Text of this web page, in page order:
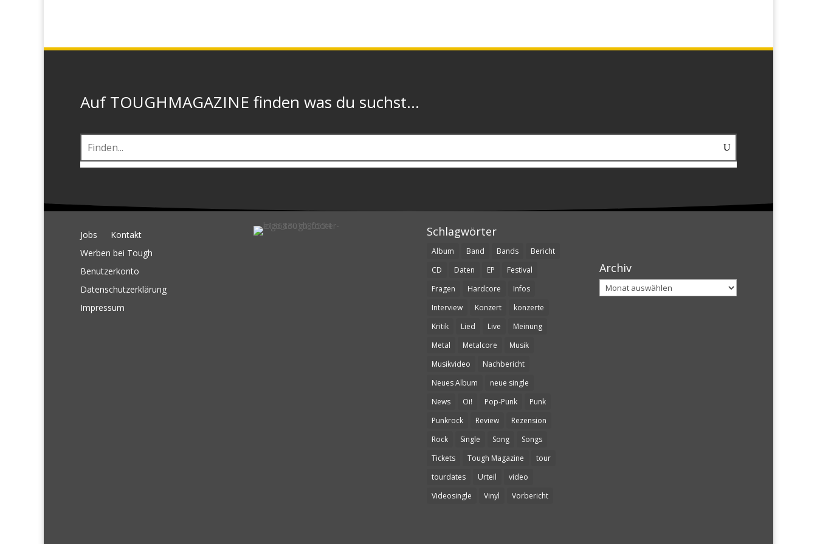
Auf TOUGHMAGAZINE finden was du suchst...
Jobs
Kontakt
Werben bei Tough
Benutzerkonto
Datenschutzerklärung
Impressum
Schlagwörter
Album Band Bands
Bericht
CD
Daten EP
Festival
Fragen
Hardcore
Infos
Interview
Konzert
konzerte
Kritik
Lied Live
Meinung
Metal
Metalcore
Musik
Musikvideo
Nachbericht
Neues Album
neue single
News
Oi! Pop-Punk
Punk
Punkrock
Review
Rezension
Rock
Single Song
Songs
Tickets
Tough Magazine
tour
tourdates
Urteil
video
Videosingle
Vinyl Vorbericht
Archiv
Archiv